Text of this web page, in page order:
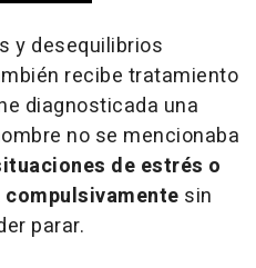
y desequilibrios
recibe tratamiento
diagnosticada una
no se mencionaba
de estrés o
sin
parar.